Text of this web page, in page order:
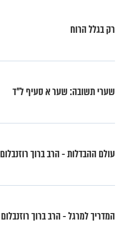
רק בגלל הרוח
שערי תשובה: שער א סעיף ל"ד
עולם ההבדלות - הרב ברוך רוזנבלום
המדריך למרגל - הרב ברוך רוזנבלום